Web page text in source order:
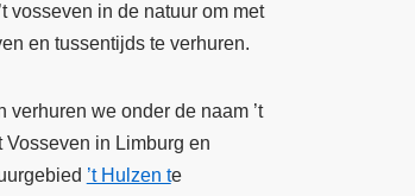
vosseven in de natuur om met
en tussentijds te verhuren.
verhuren we onder de naam ’t
Vosseven in Limburg en
’t Hulzen te